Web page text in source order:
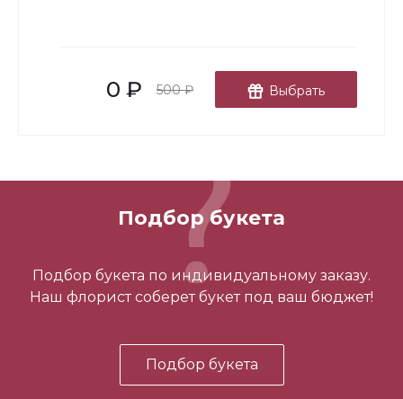
В корзину
-
0 ₽ 500 ₽ Выбрать
Подбор букета
Подбор букета по индивидуальному заказу.
Наш флорист соберет букет под ваш бюджет!
Подбор букета